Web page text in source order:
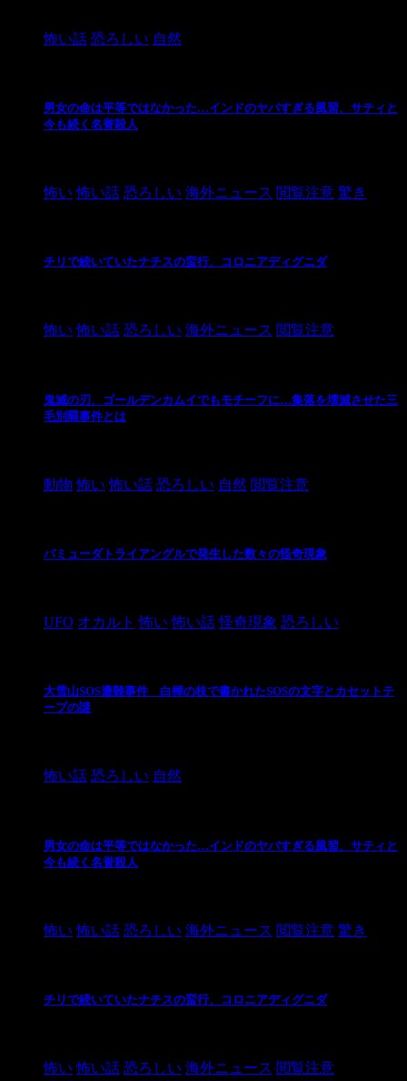
怖い話 恐ろしい 自然
男女の命は平等ではなかった…インドのヤバすぎる風習、サティと
今も続く名誉殺人
怖い 怖い話 恐ろしい 海外ニュース 閲覧注意 驚き
チリで続いていたナチスの蛮行、コロニアディグニダ
怖い 怖い話 恐ろしい 海外ニュース 閲覧注意
鬼滅の刃、ゴールデンカムイでもモチーフに…集落を壊滅させた三
毛別羆事件とは
動物 怖い 怖い話 恐ろしい 自然 閲覧注意
バミューダトライアングルで発生した数々の怪奇現象
UFO オカルト 怖い 怖い話 怪奇現象 恐ろしい
大雪山SOS遭難事件 白樺の枝で書かれたSOSの文字とカセットテ
ープの謎
怖い話 恐ろしい 自然
男女の命は平等ではなかった…インドのヤバすぎる風習、サティと
今も続く名誉殺人
怖い 怖い話 恐ろしい 海外ニュース 閲覧注意 驚き
チリで続いていたナチスの蛮行、コロニアディグニダ
怖い 怖い話 恐ろしい 海外ニュース 閲覧注意